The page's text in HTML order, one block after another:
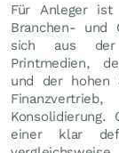
Für Anleger ist
Branchen- und
sich aus der
Printmedien,
und der hohen
einer klar